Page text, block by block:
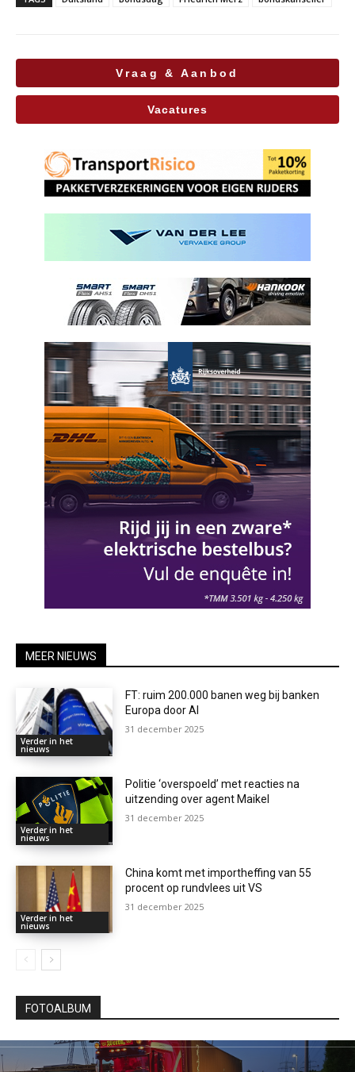
Vraag & Aanbod
Vacatures
MEER NIEUWS
Verder in het
nieuws
FT: ruim 200.000 banen weg bij banken
Europa door AI
31 december 2025
Verder in het
nieuws
Politie ‘overspoeld’ met reacties na
uitzending over agent Maikel
31 december 2025
Verder in het
nieuws
China komt met importheffing van 55
procent op rundvlees uit VS
31 december 2025
FOTOALBUM